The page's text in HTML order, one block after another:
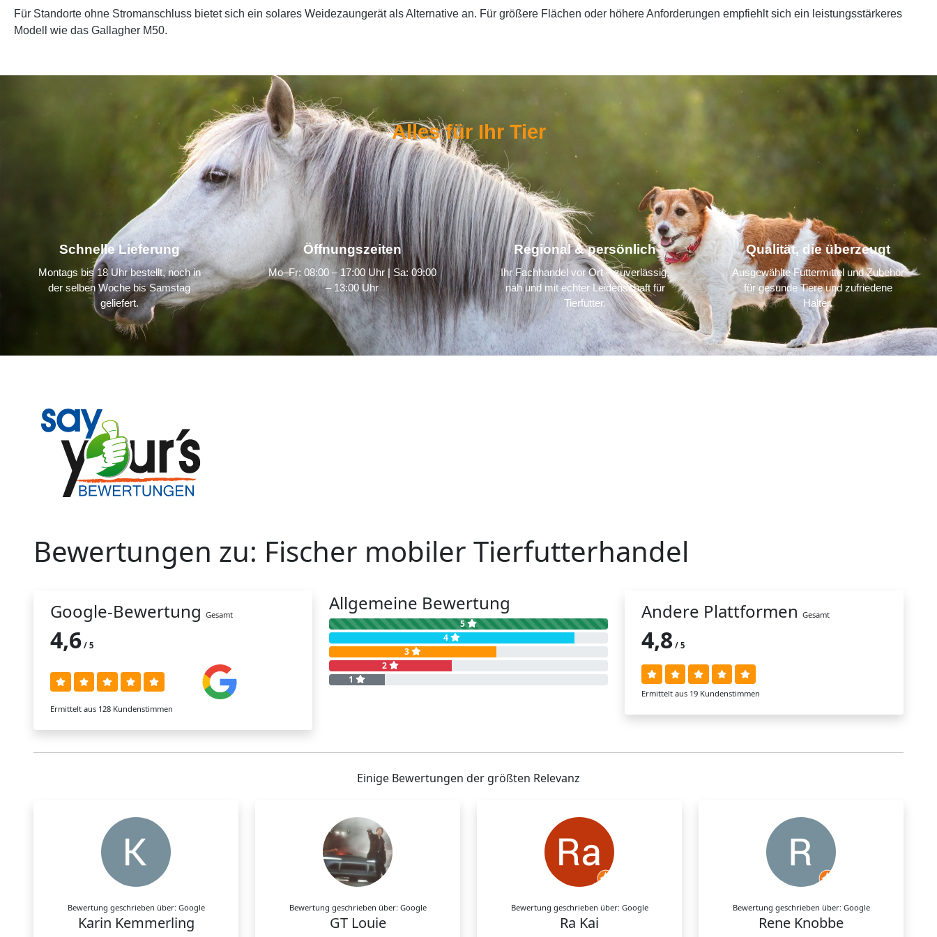
Für Standorte ohne Stromanschluss bietet sich ein solares Weidezaungerät als Alternative an. Für größere Flächen oder höhere Anforderungen empfiehlt sich ein leistungsstärkeres
Modell wie das Gallagher M50.
Alles für Ihr Tier
Schnelle Lieferung
Montags bis 18 Uhr bestellt, noch in
der selben Woche bis Samstag
geliefert.
Öffnungszeiten
Mo–Fr: 08:00 – 17:00 Uhr | Sa: 09:00
– 13:00 Uhr
Regional & persönlich
Ihr Fachhandel vor Ort – zuverlässig,
nah und mit echter Leidenschaft für
Tierfutter.
Qualität, die überzeugt
Ausgewählte Futtermittel und Zubehör
für gesunde Tiere und zufriedene
Halter.